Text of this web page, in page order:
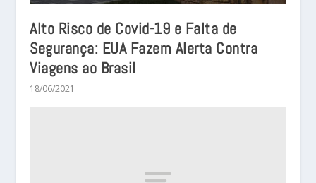
Alto Risco de Covid-19 e Falta de
Segurança: EUA Fazem Alerta Contra
Viagens ao Brasil
18/06/2021